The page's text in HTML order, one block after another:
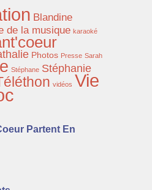
Blandine
de la musique karaoké
Photos Presse Sarah
Stéphane Stéphanie
vidéos Vie
Partent En